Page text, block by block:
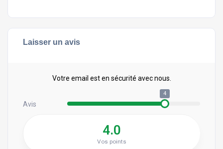
Laisser un avis
Votre email est en sécurité avec nous.
Avis
4
4.0
Vos points